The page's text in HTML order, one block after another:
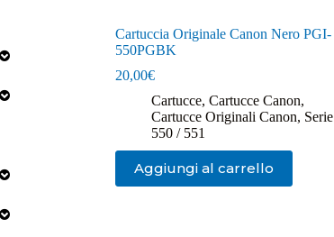
Cartuccia Originale Canon Nero PGI-
550PGBK
20,00€
Cartucce, Cartucce Canon,
Cartucce Originali Canon, Serie
550 / 551
Aggiungi al carrello